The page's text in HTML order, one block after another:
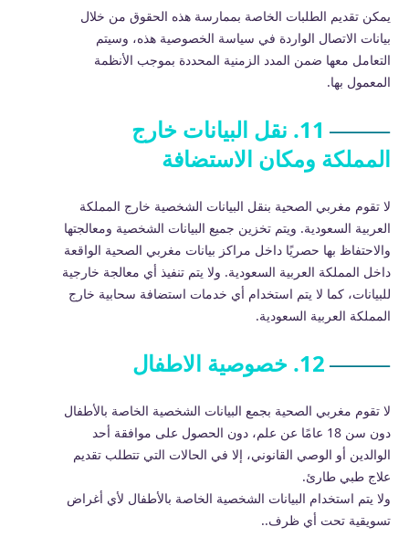
يمكن تقديم الطلبات الخاصة بممارسة هذه الحقوق من خلال
بيانات الاتصال الواردة في سياسة الخصوصية هذه، وسيتم
التعامل معها ضمن المدد الزمنية المحددة بموجب الأنظمة
المعمول بها.
11. نقل البيانات خارج
المملكة ومكان الاستضافة
لا تقوم مغربي الصحية بنقل البيانات الشخصية خارج المملكة
العربية السعودية. ويتم تخزين جميع البيانات الشخصية ومعالجتها
والاحتفاظ بها حصريًا داخل مراكز بيانات مغربي الصحية الواقعة
داخل المملكة العربية السعودية. ولا يتم تنفيذ أي معالجة خارجية
للبيانات، كما لا يتم استخدام أي خدمات استضافة سحابية خارج
المملكة العربية السعودية.
12. خصوصية الاطفال
لا تقوم مغربي الصحية بجمع البيانات الشخصية الخاصة بالأطفال
دون سن 18 عامًا عن علم، دون الحصول على موافقة أحد
الوالدين أو الوصي القانوني، إلا في الحالات التي تتطلب تقديم
علاج طبي طارئ.
ولا يتم استخدام البيانات الشخصية الخاصة بالأطفال لأي أغراض
تسويقية تحت أي ظرف..